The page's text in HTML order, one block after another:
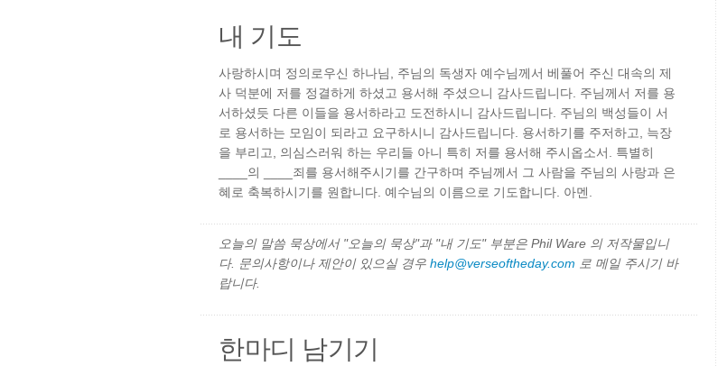
내 기도
사랑하시며 정의로우신 하나님, 주님의 독생자 예수님께서 베풀어 주신 대속의 제
사 덕분에 저를 정결하게 하셨고 용서해 주셨으니 감사드립니다. 주님께서 저를 용
서하셨듯 다른 이들을 용서하라고 도전하시니 감사드립니다. 주님의 백성들이 서
로 용서하는 모임이 되라고 요구하시니 감사드립니다. 용서하기를 주저하고, 늑장
을 부리고, 의심스러워 하는 우리들 아니 특히 저를 용서해 주시옵소서. 특별히
____의 ____죄를 용서해주시기를 간구하며 주님께서 그 사람을 주님의 사랑과 은
혜로 축복하시기를 원합니다. 예수님의 이름으로 기도합니다. 아멘.
오늘의 말씀 묵상에서 "오늘의 묵상"과 "내 기도" 부분은 Phil Ware 의 저작물입니
다. 문의사항이나 제안이 있으실 경우 help@verseoftheday.com 로 메일 주시기 바
랍니다.
한마디 남기기